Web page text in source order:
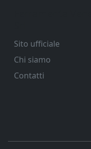
Sito ufficiale
Chi siamo
Contatti